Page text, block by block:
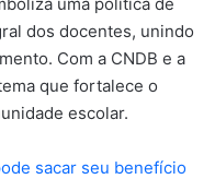
dos docentes, unindo
Com a CNDB e a
que fortalece o
escolar.
sacar seu benefício